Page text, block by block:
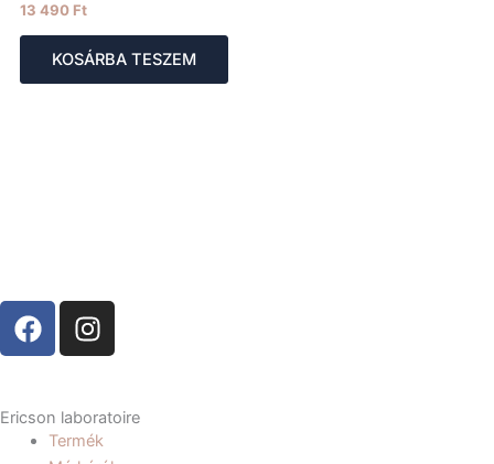
13 490 Ft
KOSÁRBA TESZEM
F
a
b
o
I
n
a
g
Ericson laboratoire
Termék